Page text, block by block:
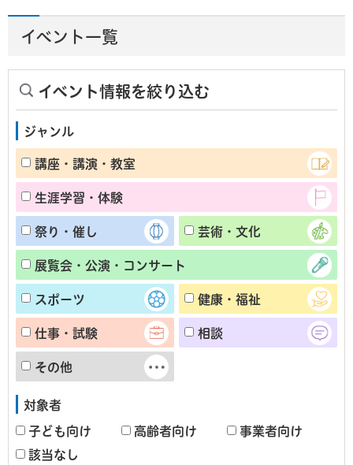
イベント一覧
イベント情報を絞り込む
ジャンル
講座・講演・教室
生涯学習・体験
祭り・催し 芸術・文化
展覧会・公演・コンサート
スポーツ 健康・福祉
仕事・試験 相談
その他
対象者
子ども向け 高齢者向け
事業者向け
該当なし